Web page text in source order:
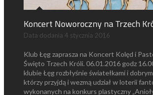
Koncert Noworoczny na Trzech
Data dodania 4 stycznia 2016
Klub Łęg zaprasza na Koncert Kolęd i
Święto Trzech Króli. 06.01.2016 godz
klubie Łęg rozbłyśnie światełkami i
którzy przyjdą i wezmą udział w loterii
wykonanych na konkurs plastyczny